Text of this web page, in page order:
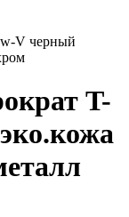
V черный
T-